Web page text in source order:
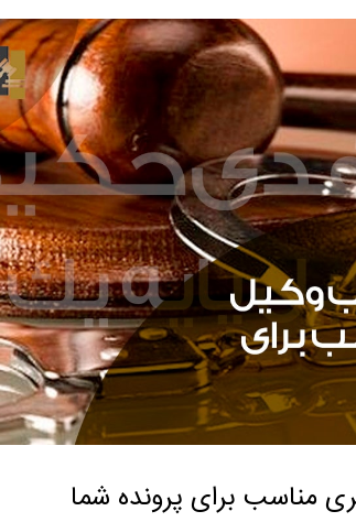
مناسب برای پرونده شما